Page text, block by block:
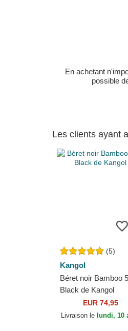
En achetant
possible
Les clients ayant
(5)
Kangol
Béret noir Bamboo
Black de Kangol
EUR 74,95
Livraison le lundi, 10